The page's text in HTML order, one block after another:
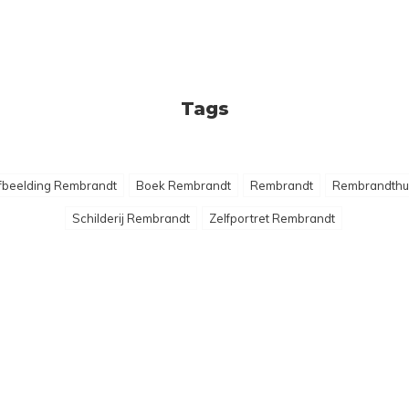
Tags
Rembrandt Boek Rembrandt Rembrandt
Schilderij Rembrandt Zelfportret Rembrandt